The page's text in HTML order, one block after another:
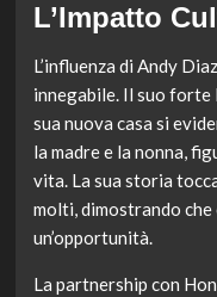
L’Impatto
L’influenza di Andy
innegabile. Il suo forte
sua nuova casa si
la madre e la nonna,
vita. La sua storia
molti, dimostrando
un’opportunità.
La partnership con